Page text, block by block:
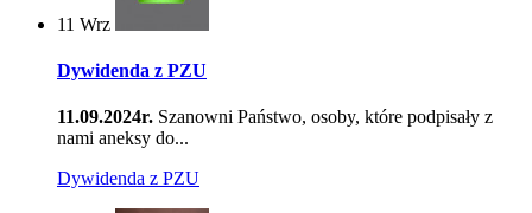
11 Wrz
Dywidenda z PZU
11.09.2024r. Szanowni Państwo, osoby, które podpisały z
nami aneksy do...
Dywidenda z PZU